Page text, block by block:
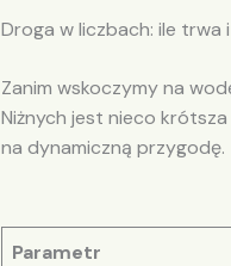
Droga w liczbach: ile trwa
Zanim wskoczymy na
Niżnych jest nieco
na dynamiczną przygodę.
Parametr